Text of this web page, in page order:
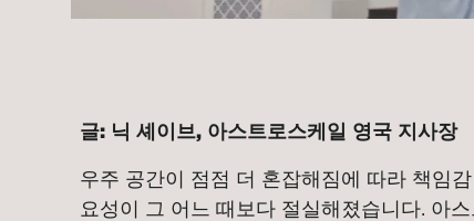
글: 닉 셰이브, 아스트로스케일 영국 지사장
우주 공간이 점점 더 혼잡해짐에 따라 책임
요성이 그 어느 때보다 절실해졌습니다. 아